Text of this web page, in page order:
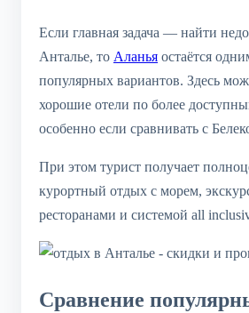
Если главная задача — найти
Анталье, то Аланья остаётся
популярных вариантов. Здесь
хорошие отели по более
особенно если сравнивать с
При этом турист получает
курортный отдых с морем,
ресторанами и системой all
Сравнение